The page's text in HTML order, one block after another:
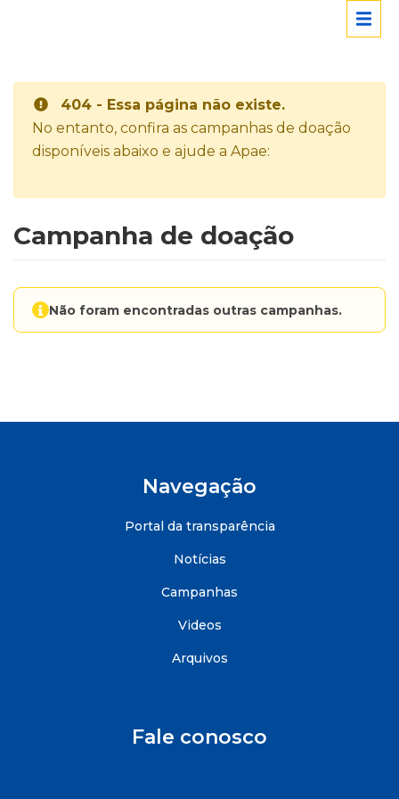
404 - Essa página não existe.
No entanto, confira as campanhas de doação
disponíveis abaixo e ajude a Apae:
Campanha de doação
Não foram encontradas outras campanhas.
Navegação
Portal da transparência
Notícias
Campanhas
Videos
Arquivos
Fale conosco